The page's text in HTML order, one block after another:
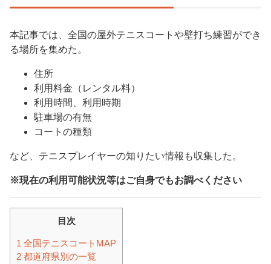
本記事では、全国の屋外テニスコートや壁打ち練習ができ
る場所を集めた。
住所
利用料金（レンタル料）
利用時間、利用時期
駐車場の有無
コートの種類
など、テニスプレイヤーの知りたい情報も収集した。
※現在の利用可能状況等はご自身でもお調べください
目次
1 全国テニスコートMAP
2 都道府県別の一覧